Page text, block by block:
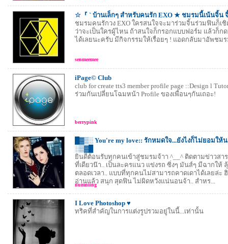
☆『 ` บ้านเล็กๆ สำหรับคนรัก EXO ★ ชมรมนี้เน้นจิ้น
ชมรมคนรักวง EXO ใครสนใจจะมาร่วมจิ้นร่วมฟินก็เ
ว่าจะเป็นใครผู้ไหน ถ้าสนใจก็กรอกแบบฟอร์ม แล้วก็
ได้เลยนะครับ มีกิจกรรมให้เรื่อยๆ ! แอดกลับมาอัพชม
senmeemee
iPage© Club
club for create tts3 member profile page ::Design l
ร่วมกันเปลี่ยนโฉมหน้า Profile ของเพื่อนๆกันเถอะ!
berrypink
█▓▒░ You're my love:: รักหมดใจ...ยังไงก็ไม่ยอมให้
░▒▓█
ยินดีต้อนรับทุกคนเข้าสู่ชมรมจ้าา ^__^ ติดตามข่าวสา
ที่เดียวน๊า.. เป็นละครแนว แข่งรถ ซิ่งๆ มันส์ๆ มีฉากให้
ตลอดเวลา.. แบบที่ทุกคนไม่สามารถคาดเดาได้เลยล่ะ
อ่านแล้ว สนุก สุดฟิน ไม่ผิดหวังแน่นอนจ้า.. สำหร...
numniing
I Love Photoshop ♥
ทริคที่สำคัญในการแต่งรูปรวมอยู่ในนี้...เท่านั้น